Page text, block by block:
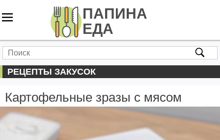
РЕЦЕПТЫ ЗАКУСОК
Картофельные зразы с мясом